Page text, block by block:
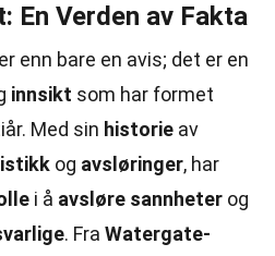
En Verden av Fakta
enn bare en avis; det er en
innsikt som har formet
Med sin historie av
og avsløringer, har
i å avsløre sannheter og
. Fra Watergate-